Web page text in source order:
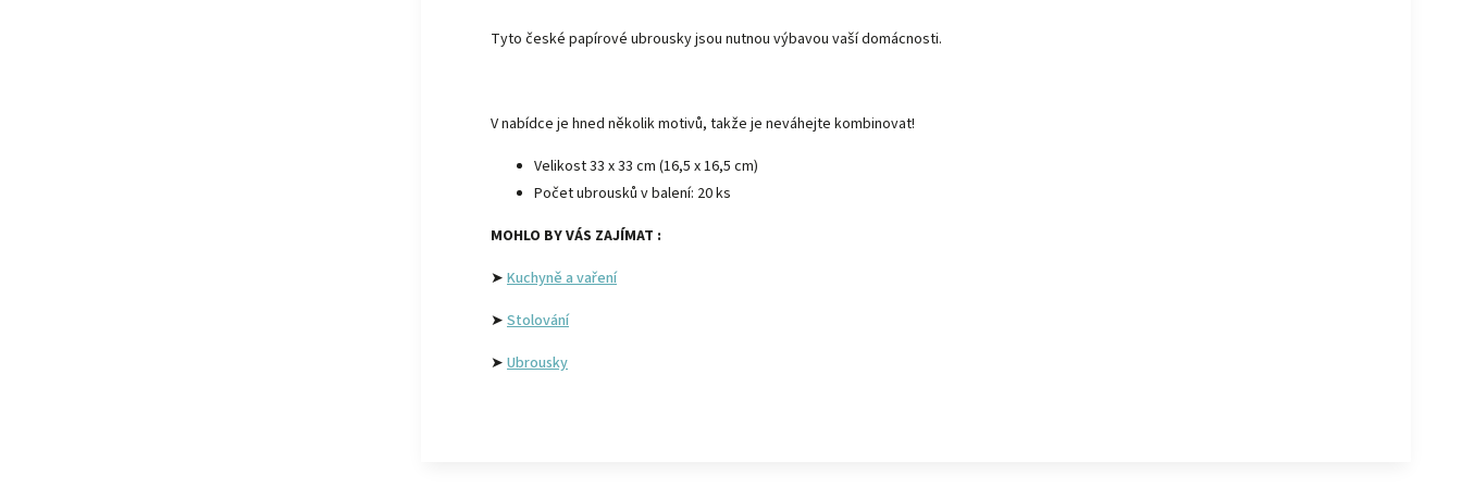
Tyto české papírové ubrousky jsou nutnou výbavou vaší domácnosti.
V nabídce je hned několik motivů, takže je neváhejte kombinovat!
Velikost 33 x 33 cm (16,5 x 16,5 cm)
Počet ubrousků v balení: 20 ks
MOHLO BY VÁS ZAJÍMAT :
➤ Kuchyně a vaření
➤ Stolování
➤ Ubrousky